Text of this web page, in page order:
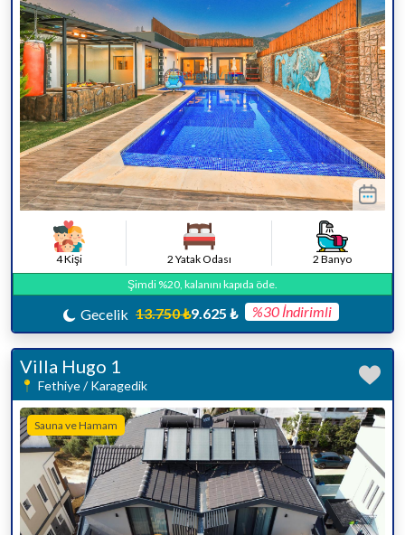
4 Kişi 2 Yatak Odası
2 Banyo
Şimdi %20, kalanını kapıda öde.
Gecelik 13.750 ₺9.625 ₺ %30 İndirimli
Villa Hugo 1
Fethiye / Karagedik
Sauna ve Hamam